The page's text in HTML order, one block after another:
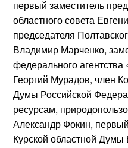
первый заместитель
областного совета
председателя
Владимир Марченко,
федерального агентства
Георгий Мурадов, член
Думы Российской
ресурсам,
Александр Фокин,
Курской областной Думы